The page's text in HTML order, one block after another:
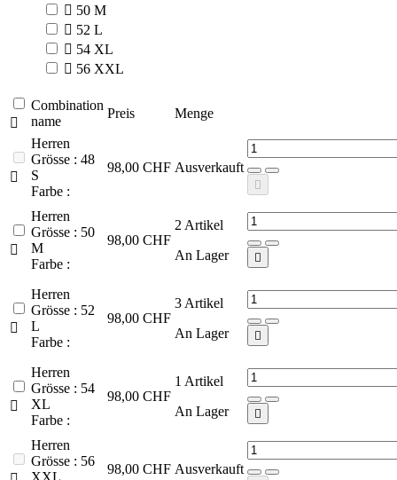
 50 M
 52 L
 54 XL
 56 XXL

Combination
name
Preis Menge

Herren
Grösse : 48
S
Farbe :
98,00 CHF Ausverkauft


Herren
Grösse : 50
M
Farbe :
98,00 CHF
2 Artikel
An Lager


Herren
Grösse : 52
L
Farbe :
98,00 CHF
3 Artikel
An Lager


Herren
Grösse : 54
XL
Farbe :
98,00 CHF
1 Artikel
An Lager

Herren
Grösse : 56
98,00 CHF Ausverkauft